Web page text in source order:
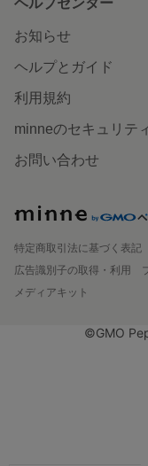
お知らせ
ヘルプとガイド
利用規約
minneのセキュリテ
お問い合わせ
特定商取引法に基づく表記
広告識別子の取得・利用
メディアキット
©GMO